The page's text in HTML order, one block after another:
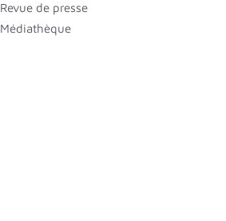
Revue de presse
Médiathèque